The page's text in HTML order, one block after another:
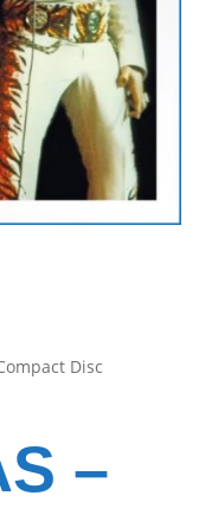
Disc
–